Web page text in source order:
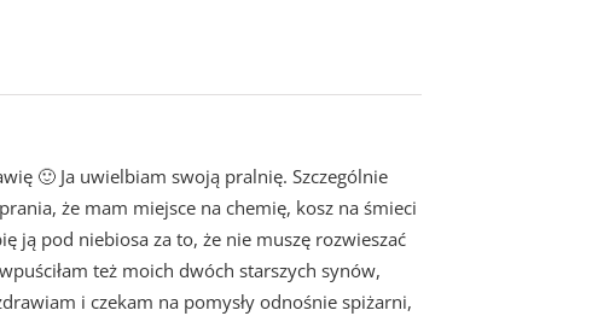
🙂 Ja uwielbiam swoją pralnię. Szczególnie
że mam miejsce na chemię, kosz na śmieci
ją pod niebiosa za to, że nie muszę rozwieszać
też moich dwóch starszych synów,
i czekam na pomysły odnośnie spiżarni,